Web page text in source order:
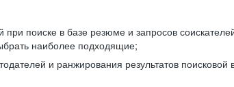
поиске в базе резюме и запросов
наиболее подходящие;
и ранжирования результатов